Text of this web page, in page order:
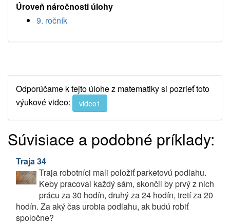
Úroveň náročnosti úlohy
9. ročník
Odporúčame k tejto úlohe z matematiky si pozrieť toto
výukové video:
video1
Súvisiace a podobné príklady:
Traja 34
Traja robotníci mali položiť parketovú podlahu.
Keby pracoval každý sám, skončil by prvý z nich
prácu za 30 hodín, druhý za 24 hodín, tretí za 20
hodín. Za aký čas urobia podlahu, ak budú robiť
spoločne?